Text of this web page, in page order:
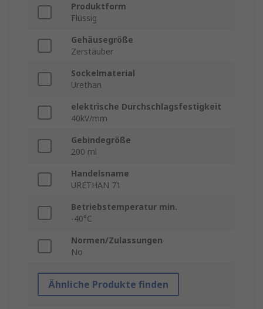
Produktform
Flüssig
Gehäusegröße
Zerstäuber
Sockelmaterial
Urethan
elektrische Durchschlagsfestigkeit
40kV/mm
Gebindegröße
200 ml
Handelsname
URETHAN 71
Betriebstemperatur min.
-40°C
Normen/Zulassungen
No
Ähnliche Produkte finden